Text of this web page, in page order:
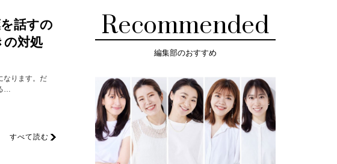
話すの
の対処
なります。だ
…
すべて読む
Recommended
編集部のおすすめ